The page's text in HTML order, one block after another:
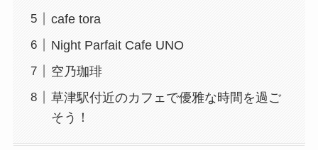
cafe tora
Night Parfait Cafe UNO
空乃珈琲
草津駅付近のカフェで優雅な時間を過ご
そう！